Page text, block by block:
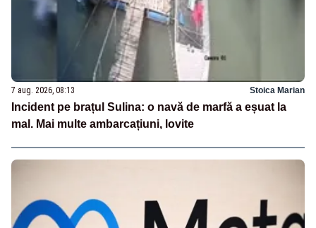
7 aug. 2026, 08:13 Stoica Marian
Incident pe brațul Sulina: o navă de marfă a eșuat la
mal. Mai multe ambarcațiuni, lovite